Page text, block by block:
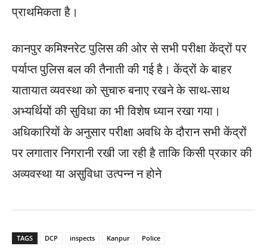
प्राथमिकता है।
कानपुर कमिश्नरेट पुलिस की ओर से सभी परीक्षा केंद्रों पर
पर्याप्त पुलिस बल की तैनाती की गई है। केंद्रों के बाहर
यातायात व्यवस्था को सुचारु बनाए रखने के साथ-साथ
अभ्यर्थियों की सुविधा का भी विशेष ध्यान रखा गया।
अधिकारियों के अनुसार परीक्षा अवधि के दौरान सभी केंद्रों
पर लगातार निगरानी रखी जा रही है ताकि किसी प्रकार की
अव्यवस्था या असुविधा उत्पन्न न होने
TAGS DCP inspects Kanpur Police